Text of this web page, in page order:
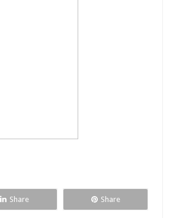
Share Share